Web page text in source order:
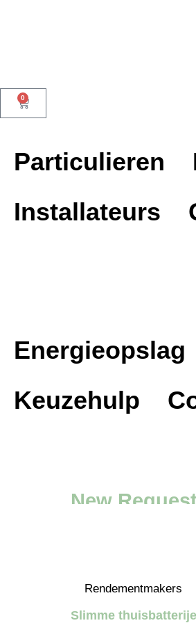
0
Particulieren
Installateurs
Energieopslag
Keuzehulp
New
Rendementmakers
Slimme